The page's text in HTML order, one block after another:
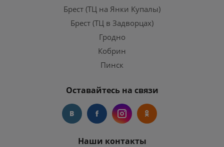
Брест (ТЦ на Янки Купалы)
Брест (ТЦ в Задворцах)
Гродно
Кобрин
Пинск
Оставайтесь на связи
Наши контакты